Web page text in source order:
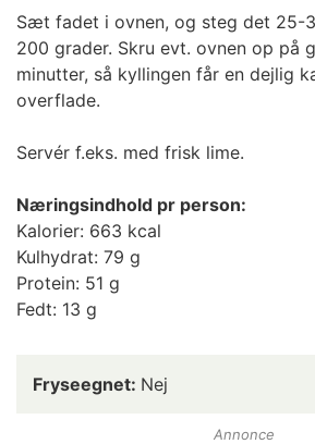
Sæt fadet i ovnen, og steg det 25-
200 grader. Skru evt. ovnen op på
minutter, så kyllingen får en dejlig
overflade.
Servér f.eks. med frisk lime.
Næringsindhold pr person:
Kalorier: 663 kcal
Kulhydrat: 79 g
Protein: 51 g
Fedt: 13 g
Fryseegnet: Nej
Annonce